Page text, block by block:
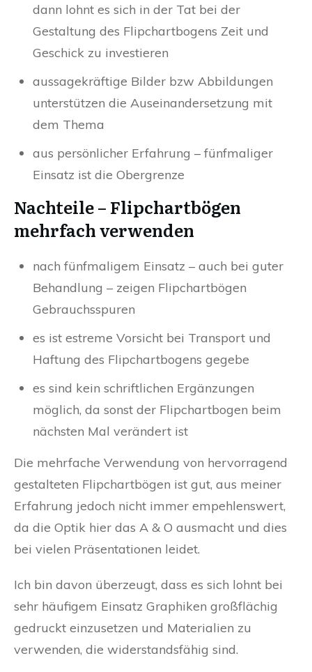
dann lohnt es sich in der Tat bei der
Gestaltung des Flipchartbogens Zeit und
Geschick zu investieren
aussagekräftige Bilder bzw Abbildungen
unterstützen die Auseinandersetzung mit
dem Thema
aus persönlicher Erfahrung – fünfmaliger
Einsatz ist die Obergrenze
Nachteile – Flipchartbögen
mehrfach verwenden
nach fünfmaligem Einsatz – auch bei guter
Behandlung – zeigen Flipchartbögen
Gebrauchsspuren
es ist estreme Vorsicht bei Transport und
Haftung des Flipchartbogens gegebe
es sind kein schriftlichen Ergänzungen
möglich, da sonst der Flipchartbogen beim
nächsten Mal verändert ist
Die mehrfache Verwendung von hervorragend
gestalteten Flipchartbögen ist gut, aus meiner
Erfahrung jedoch nicht immer empehlenswert,
da die Optik hier das A & O ausmacht und dies
bei vielen Präsentationen leidet.
Ich bin davon überzeugt, dass es sich lohnt bei
sehr häufigem Einsatz Graphiken großflächig
gedruckt einzusetzen und Materialien zu
verwenden, die widerstandsfähig sind.